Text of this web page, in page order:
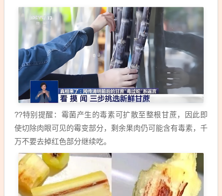
??特别提醒：霉菌产生的毒素可扩散至整根甘蔗，因此即
使切除肉眼可见的霉变部分，剩余果肉仍可能含有毒素，千
万不要去掉红色部分继续吃。